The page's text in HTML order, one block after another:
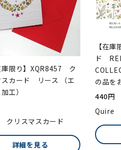
限り】XQR8457 ク
スカード リース （エ
工）
リスマスカード
詳細を見る
【在
ド
の品を
440円
Quire